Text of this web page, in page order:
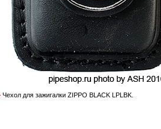
Чехол для зажигалки ZIPPO BLACK LPLBK.